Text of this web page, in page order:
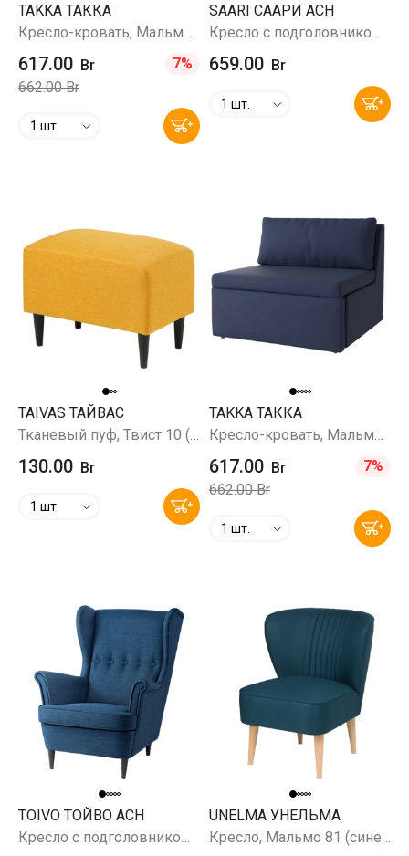
TAKKA ТАККА
617.00 Br
7%
662.00 Br
1 шт.
SAARI СААРИ ACH
659.00 Br
1 шт.
TAIVAS ТАЙВАС
130.00 Br
1 шт.
TAKKA ТАККА
617.00 Br
7%
662.00 Br
1 шт.
TOIVO ТОЙВО ACH
UNELMA УНЕЛЬМА